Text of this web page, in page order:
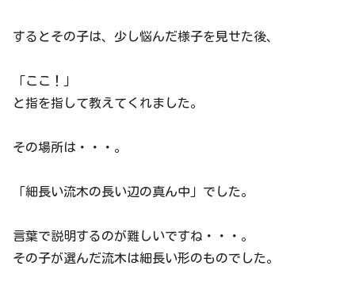
するとその子は、少し悩んだ様子を見せた後、
「ここ！」
と指を指して教えてくれました。
その場所は・・・。
「細長い流木の長い辺の真ん中」でした。
言葉で説明するのが難しいですね・・・。
その子が選んだ流木は細長い形のものでした。